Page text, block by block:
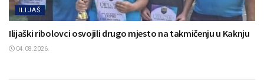
ILIJAŠ
Ilijaški ribolovci osvojili drugo mjesto na takmičenju u Kaknju
04.08.2026.